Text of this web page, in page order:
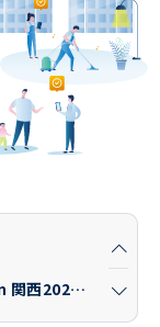
《第18回 ホテル・レストラン・ショー in 関西2026 》に出展します！